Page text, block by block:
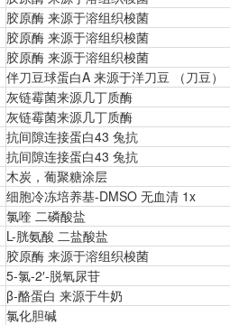
胶原酶 来源于溶组织梭菌
胶原酶 来源于溶组织梭菌
胶原酶 来源于溶组织梭菌
伴刀豆球蛋白A 来源于洋刀豆 （刀豆）
灰链霉菌来源几丁质酶
灰链霉菌来源几丁质酶
抗间隙连接蛋白43 兔抗
抗间隙连接蛋白43 兔抗
木炭，葡聚糖涂层
细胞冷冻培养基-DMSO 无血清 1x
氯喹 二磷酸盐
L-胱氨酸 二盐酸盐
胶原酶 来源于溶组织梭菌
5-氯-2′-脱氧尿苷
β-酪蛋白 来源于牛奶
氯化胆碱